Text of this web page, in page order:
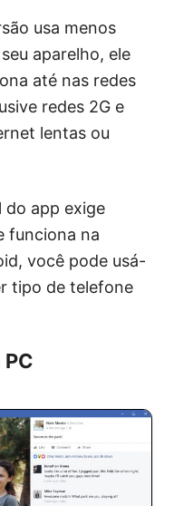
usa menos
aparelho, ele
até nas redes
redes 2G e
lentas ou
do app exige
funciona na
você pode usá-
tipo de telefone